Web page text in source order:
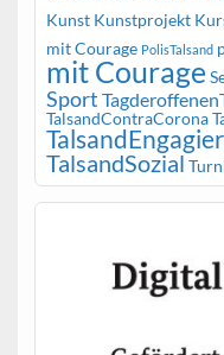
Kunst Kunstprojekt
mit Courage PolisTalsand
mit Courage
Sport
TalsandContraCorona
TalsandSozial